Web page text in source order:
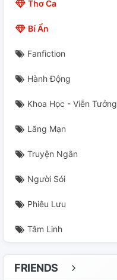
Thơ Ca
Bí Ẩn
Fanfiction
Hành Động
Khoa Học - Viễn Tưởng
Lãng Mạn
Truyện Ngắn
Người Sói
Phiêu Lưu
Tâm Linh
FRIENDS